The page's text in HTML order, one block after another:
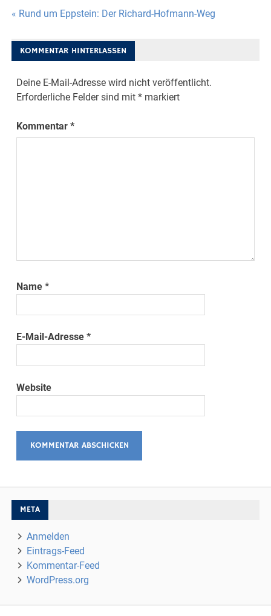
Beitragsnavigation
« Rund um Eppstein: Der Richard-Hofmann-Weg
KOMMENTAR HINTERLASSEN
Deine E-Mail-Adresse wird nicht veröffentlicht.
Erforderliche Felder sind mit* markiert
Kommentar*
Name*
E-Mail-Adresse*
Website
META
Anmelden
Eintrags-Feed
Kommentar-Feed
WordPress.org